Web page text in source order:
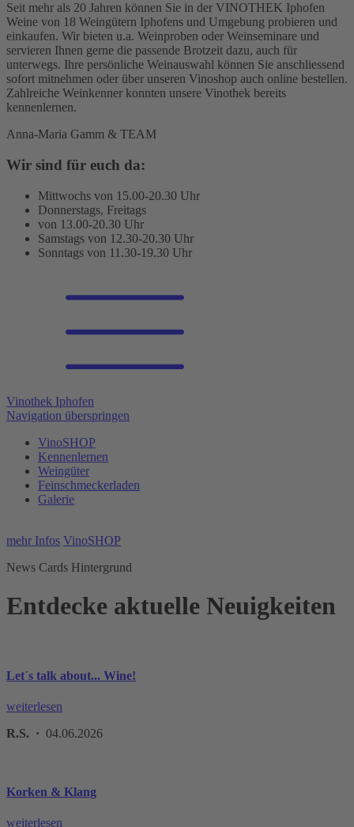
Seit mehr als 20 Jahren können Sie in der VINOTHEK Iphofen
Weine von 18 Weingütern Iphofens und Umgebung probieren und
einkaufen. Wir bieten u.a. Weinproben oder Weinseminare und
servieren Ihnen gerne die passende Brotzeit dazu, auch für
unterwegs. Ihre persönliche Weinauswahl können Sie anschliessend
sofort mitnehmen oder über unseren Vinoshop auch online bestellen.
Zahlreiche Weinkenner konnten unsere Vinothek bereits
kennenlernen.
Anna-Maria Gamm & TEAM
Wir sind für euch da:
Mittwochs von 15.00-20.30 Uhr
Donnerstags, Freitags
von 13.00-20.30 Uhr
Samstags von 12.30-20.30 Uhr
Sonntags von 11.30-19.30 Uhr
Vinothek Iphofen
Navigation überspringen
VinoSHOP
Kennenlernen
Weingüter
Feinschmeckerladen
Galerie
mehr Infos VinoSHOP
News Cards Hintergrund
Entdecke aktuelle Neuigkeiten
Let´s talk about... Wine!
weiterlesen
R.S. · 04.06.2026
Korken & Klang
weiterlesen